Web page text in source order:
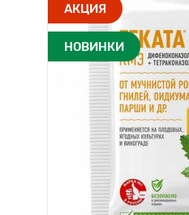
АКЦИЯ
НОВИНКИ